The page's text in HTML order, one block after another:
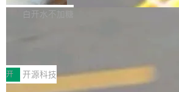
V ...
注意这是 OpenCode 一家的消耗。
不完。」5T 来自免费额度，3T 来自 Go...
作系统的第十八个主要版本。 自 NetBSD
ve JH71XX 的设备，例如 VisionFive 2、
64 STAR64，以及 QEMU。 增强了对
白开水不加糖
案
享会在上海举办。鸿蒙生态的全场景智慧营
台鲸鸿动能协同华为游戏中心，面向游戏行
开 开源科技